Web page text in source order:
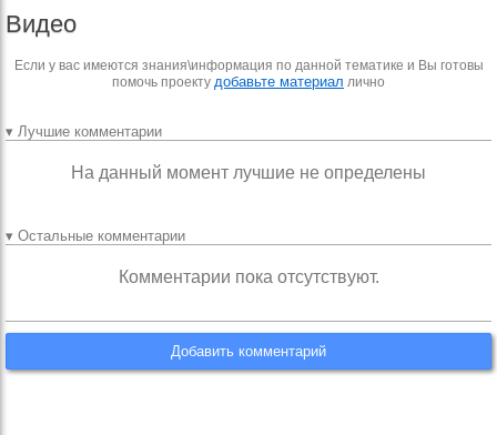
Видео
Если у вас имеются знания\информация по данной тематике и Вы готовы
помочь проекту добавьте материал лично
▾ Лучшие комментарии
На данный момент лучшие не определены
▾ Остальные комментарии
Комментарии пока отсутствуют.
Добавить комментарий